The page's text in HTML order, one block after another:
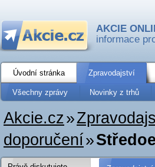
AKCIE
informace
Úvodní stránka Zpravodajství
Všechny zprávy Novinky z trhů
Akcie.cz»
doporučení»